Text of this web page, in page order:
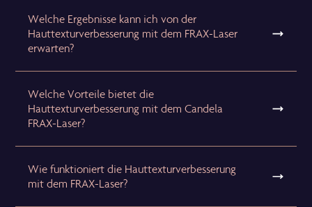
Welche Ergebnisse kann ich von der
Hauttexturverbesserung mit dem FRAX-Laser
erwarten?
Welche Vorteile bietet die
Hauttexturverbesserung mit dem Candela
FRAX-Laser?
Wie funktioniert die Hauttexturverbesserung
mit dem FRAX-Laser?